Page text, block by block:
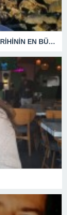
EMEKLİLERE YAŞATILAN CUMHURİYET TARİHİNİN EN BÜYÜK ZULMÜNÜN DERİN ANALİZİ !